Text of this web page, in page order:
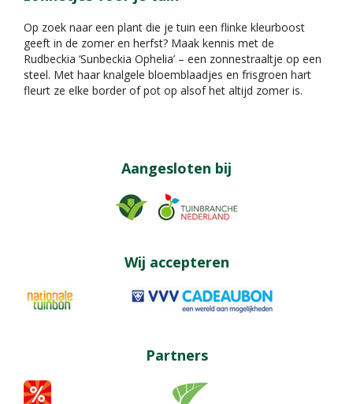
Op zoek naar een plant die je tuin een flinke kleurboost
geeft in de zomer en herfst? Maak kennis met de
Rudbeckia ‘Sunbeckia Ophelia’ – een zonnestraaltje op een
steel. Met haar knalgele bloemblaadjes en frisgroen hart
fleurt ze elke border of pot op alsof het altijd zomer is.
Aangesloten bij
Wij accepteren
Partners